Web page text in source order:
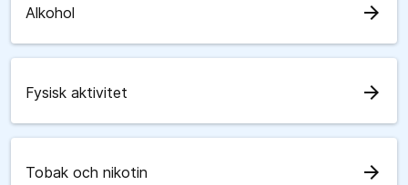
Alkohol arrow_forward
Fysisk aktivitet arrow_forward
Tobak och nikotin arrow_forward